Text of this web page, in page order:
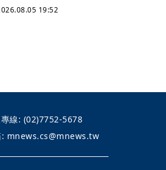
19:52
線: (02)7752-5678
mnews.cs@mnews.tw